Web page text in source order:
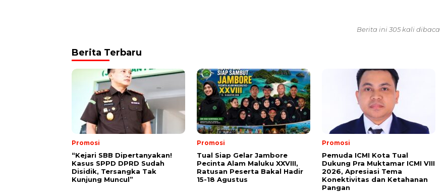
Berita ini 305 kali dibaca
Berita Terbaru
Promosi
“Kejari SBB Dipertanyakan!
Kasus SPPD DPRD Sudah
Disidik, Tersangka Tak
Kunjung Muncul”
Promosi
Tual Siap Gelar Jambore
Pecinta Alam Maluku XXVIII,
Ratusan Peserta Bakal Hadir
15-18 Agustus
Promosi
Pemuda ICMI Kota Tual
Dukung Pra Muktamar ICMI VIII
2026, Apresiasi Tema
Konektivitas dan Ketahanan
Pangan